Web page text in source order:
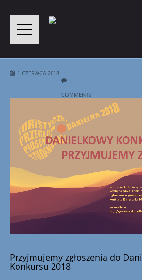
1 CZERWCA 2018
COMMENTS
Przyjmujemy zgłoszenia do
Konkursu 2018